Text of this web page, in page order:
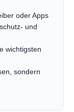
oder Apps
und
wichtigsten
sondern